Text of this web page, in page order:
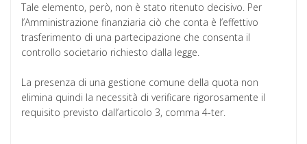
Tale elemento, però, non è stato ritenuto decisivo. Per
l’Amministrazione finanziaria ciò che conta è l’effettivo
trasferimento di una partecipazione che consenta il
controllo societario richiesto dalla legge.
La presenza di una gestione comune della quota non
elimina quindi la necessità di verificare rigorosamente il
requisito previsto dall’articolo 3, comma 4-ter.